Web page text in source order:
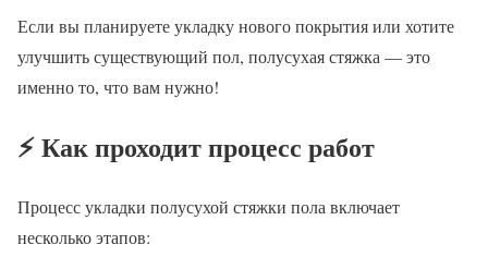
Если вы планируете укладку нового покрытия или хотите
улучшить существующий пол, полусухая стяжка — это
именно то, что вам нужно!
⚡ Как проходит процесс работ
Процесс укладки полусухой стяжки пола включает
несколько этапов: